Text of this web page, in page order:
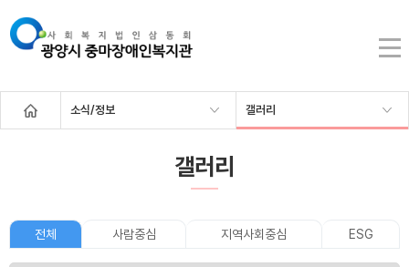
소식/정보 갤러리
갤러리
전체 사람중심 지역사회중심 ESG